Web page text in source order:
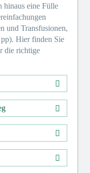
hinaus eine Fülle
und Transfusionen,
Hier finden Sie
die richtige